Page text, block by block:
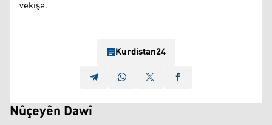
vekişe.
Kurdistan24
Nûçeyên Dawî